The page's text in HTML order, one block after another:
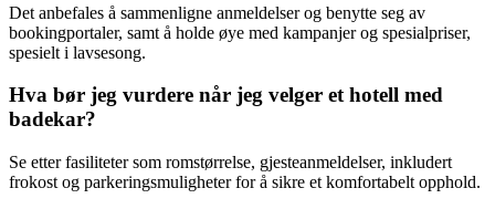
Det anbefales å sammenligne anmeldelser og benytte seg av
bookingportaler, samt å holde øye med kampanjer og spesialpriser,
spesielt i lavsesong.
Hva bør jeg vurdere når jeg velger et hotell med
badekar?
Se etter fasiliteter som romstørrelse, gjesteanmeldelser, inkludert
frokost og parkeringsmuligheter for å sikre et komfortabelt opphold.